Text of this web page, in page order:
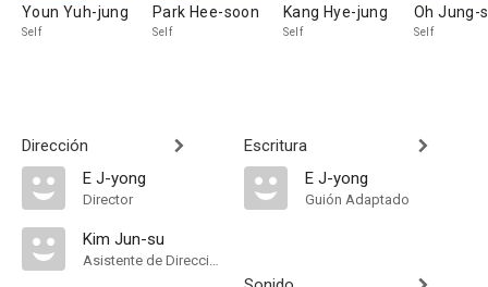
Youn Yuh-jung
Self
Park Hee-soon
Self
Kang Hye-jung
Self
Oh Jung-
Self
Dirección
E J-yong
Director
Kim Jun-su
Asistente de Dirección
Escritura
E J-yong
Guión Adaptado